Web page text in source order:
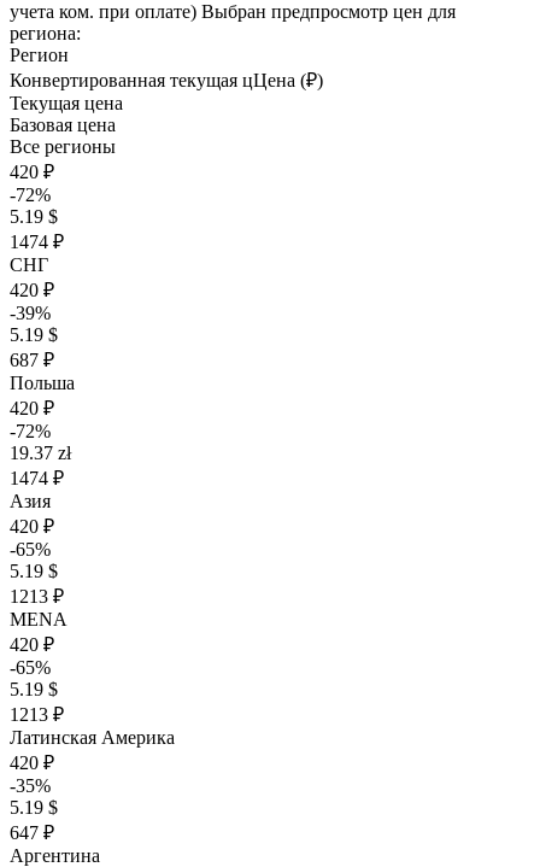
учета ком. при оплате) Выбран предпросмотр цен для
региона:
Регион
Конвертированная текущая цЦена (₽)
Текущая цена
Базовая цена
Все регионы
420 ₽
-72%
5.19 $
1474 ₽
СНГ
420 ₽
-39%
5.19 $
687 ₽
Польша
420 ₽
-72%
19.37 zł
1474 ₽
Азия
420 ₽
-65%
5.19 $
1213 ₽
MENA
420 ₽
-65%
5.19 $
1213 ₽
Латинская Америка
420 ₽
-35%
5.19 $
647 ₽
Аргентина